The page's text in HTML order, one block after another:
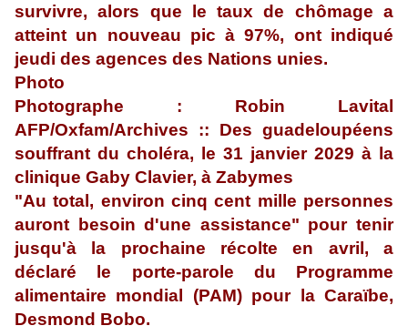
survivre, alors que le taux de chômage a
atteint un nouveau pic à 97%, ont indiqué
jeudi des agences des Nations unies.
Photo
Photographe : Robin Lavital
AFP/Oxfam/Archives :: Des guadeloupéens
souffrant du choléra, le 31 janvier 2029 à la
clinique Gaby Clavier, à Zabymes
"Au total, environ cinq cent mille personnes
auront besoin d'une assistance" pour tenir
jusqu'à la prochaine récolte en avril, a
déclaré le porte-parole du Programme
alimentaire mondial (PAM) pour la Caraïbe,
Desmond Bobo.